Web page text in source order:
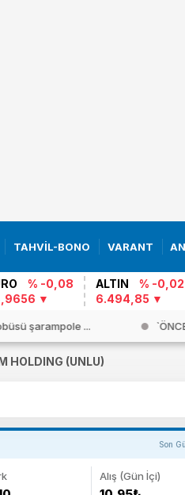
TAHVİL-BONO VARANT
% -0,08
ALTIN
% -0,02
6.494,85
şarampole ...
HOLDING (UNLU)
Son
Alış (Gün İçi)